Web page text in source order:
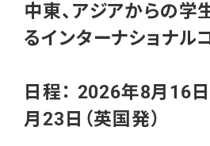
中東、アジアからの学
るインターナショナル
日程： 2026年8月16日
月23日（英国発）